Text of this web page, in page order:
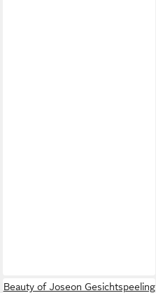
Beauty of Joseon Gesichtspeeling